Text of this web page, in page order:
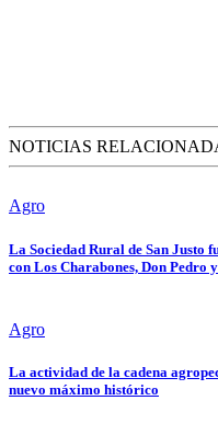
NOTICIAS
Agro
La Sociedad Rural de San Justo
con Los Charabones, Don Pedro
Agro
La actividad de la cadena
nuevo máximo histórico